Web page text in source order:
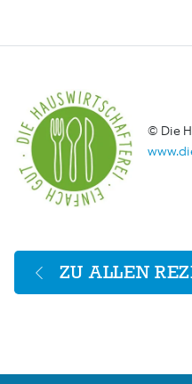
© Die
ZU ALLEN